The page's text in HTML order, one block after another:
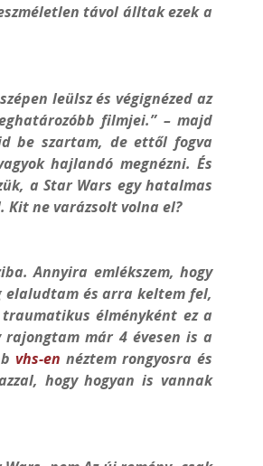
távol álltak ezek a
leülsz és végignézed az
filmjei.” – majd
be szartam, de ettől fogva
hajlandó megnézni. És
a Star Wars egy hatalmas
Kit ne varázsolt volna el?
Annyira emlékszem, hogy
és arra keltem fel,
élményként ez a
már 4 évesen is a
vhs-en néztem rongyosra és
hogy hogyan is vannak